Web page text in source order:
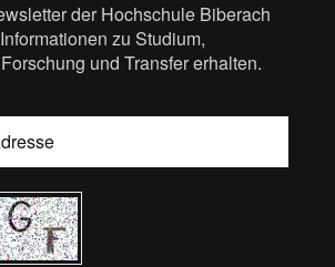
der Hochschule Biberach
zu Studium,
und Transfer erhalten.